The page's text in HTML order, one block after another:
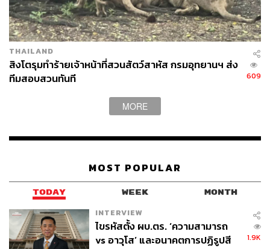
THAILAND
สิงโตรุมทำร้ายเจ้าหน้าที่สวนสัตว์สาหัส กรมอุทยานฯ ส่ง
ทีมสอบสวนทันที
609
MORE
MOST POPULAR
TODAY WEEK MONTH
INTERVIEW
ไขรหัสตั้ง ผบ.ตร. ‘ความสามารถ
vs อาวุโส’ และอนาคตการปฏิรูปสี
1.9K